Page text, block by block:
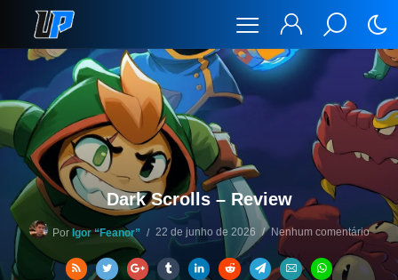
Dark Scrolls – Review
Por Igor “Feanor” 22 de junho de 2026 Nenhum comentário